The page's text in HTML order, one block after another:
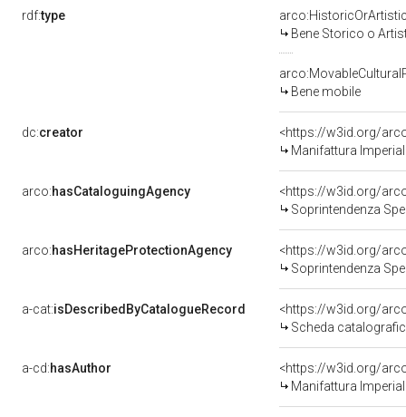
rdf:type
Bene Storico o
Bene mobile
dc:creator
<https://w3id.org/
Manifattura
arco:hasCataloguingAgency
<https://w3id.org/
Soprintendenza Speciale per
arco:hasHeritageProtectionAgency
<https://w3id.org/
Soprintendenza Speciale per
a-cat:isDescribedByCatalogueRecord
<https://w3id.org/
Scheda
a-cd:hasAuthor
<https://w3id.org/
Manifattura